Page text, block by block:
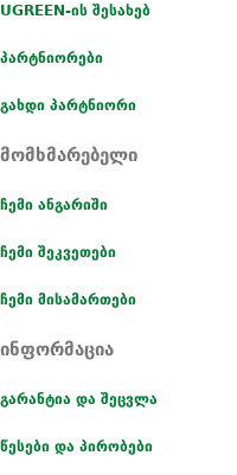
UGREEN-ის შესახებ
პარტნიორები
გახდი პარტნიორი
მომხმარებელი
ჩემი ანგარიში
ჩემი შეკვეთები
ჩემი მისამართები
ინფორმაცია
გარანტია და შეცვლა
წესები და პირობები